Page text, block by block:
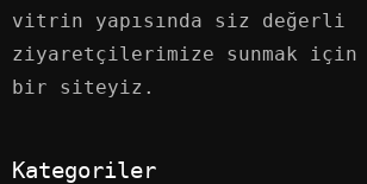
vitrin yapısında siz değerli
ziyaretçilerimize sunmak için
bir siteyiz.
Kategoriler